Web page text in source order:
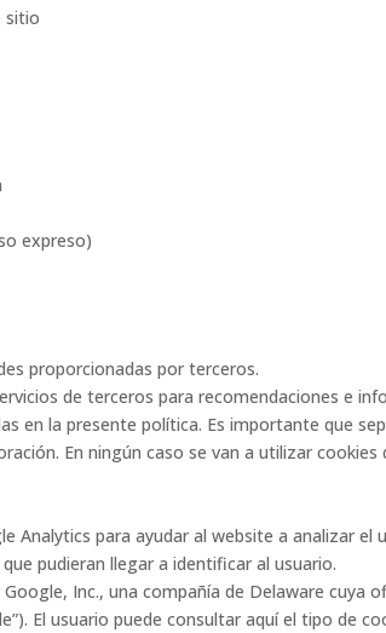
sitio
expreso)
proporcionadas por terceros.
de terceros para recomendaciones e
en la presente política. Es importante que
En ningún caso se van a utilizar
Analytics para ayudar al website a analizar
pudieran llegar a identificar al usuario.
Inc., una compañía de Delaware cuya
El usuario puede consultar aquí el tipo de